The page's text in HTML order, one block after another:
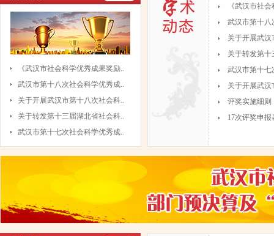
《武汉市社会科学优秀成果奖励..
武汉市第十八次社会科学优秀成..
关于开展武汉市第十八次社会科..
关于转发第十三届湖北省社会科..
武汉市第十七次社会科学优秀成..
《武汉市社
武汉市第十八
关于开展武
关于转发第
武汉市第十七
关于开展武
评奖实施细则
17次评奖申报